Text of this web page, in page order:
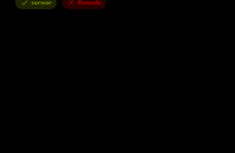
- Zauważalnie bardziej realistyczna rozgrywka
- Pomocnik pojawia się co 5 do 30 prawdziwych (!) minut.
serwer Konsole